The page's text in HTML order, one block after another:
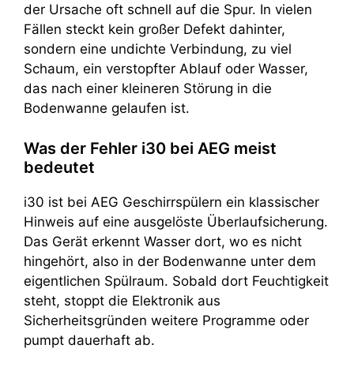
der Ursache oft schnell auf die Spur. In vielen
Fällen steckt kein großer Defekt dahinter,
sondern eine undichte Verbindung, zu viel
Schaum, ein verstopfter Ablauf oder Wasser,
das nach einer kleineren Störung in die
Bodenwanne gelaufen ist.
Was der Fehler i30 bei AEG meist
bedeutet
i30 ist bei AEG Geschirrspülern ein klassischer
Hinweis auf eine ausgelöste Überlaufsicherung.
Das Gerät erkennt Wasser dort, wo es nicht
hingehört, also in der Bodenwanne unter dem
eigentlichen Spülraum. Sobald dort Feuchtigkeit
steht, stoppt die Elektronik aus
Sicherheitsgründen weitere Programme oder
pumpt dauerhaft ab.